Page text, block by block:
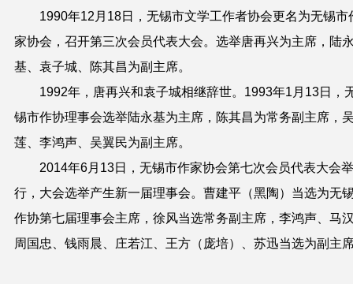
1990年12月18日，无锡市文学工作者协会更名为无锡市
家协会，召开第三次会员代表大会。选举唐再兴为主席，陆
基、袁子城、陈其昌为副主席。
1992年，唐再兴和袁子城相继辞世。1993年1月13日，
锡市作协理事会选举陆永基为主席，陈其昌为常务副主席，
莲、李鸿声、吴翼民为副主席。
2014年6月13日，无锡市作家协会第七次会员代表大会举
行，大会选举产生新一届理事会。曹建平（黑陶）当选为无
作协第七届理事会主席，徐风当选常务副主席，李鸿声、马
周国忠、钱雨晨、庄若江、王方（庞培）、苏迅当选为副主